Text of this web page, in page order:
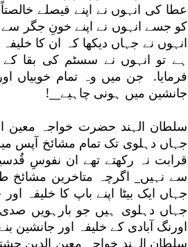
عطا کی انہوں نے اپنے فیصلے
کو جسے انہوں نے اپنے خونِ جگر سے
انہوں نے جہاں دیکھا کہ ان کا
ہے تو انہوں نے سسٹم کی بقا کے
فرمایا. جن میں وہ تمام خوبیاں
جانشین میں ہونی چاہیے__!
سلطان الہند حضرت خواجہ معین
جہاں دہلوی تک تمام مشائخ آپس
قرابت نہ رکھتے تھے ان نفوسِ
سے نہیں_ اگرچہ متاخرین
جہاں ایک بیٹا اپنے باپ کا خلیفہ
جہاں دہلوی ہیں جو بارہویں
اورنگ آبادی کے خلیفہ اور جانشین
سلطان الہند خواجہ معین الدین